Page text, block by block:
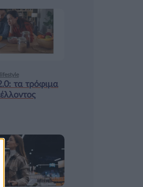
τα τρόφιμα